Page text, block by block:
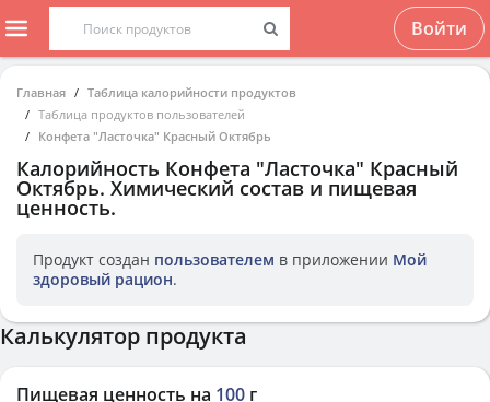
Войти
Главная
Таблица калорийности продуктов
Таблица продуктов пользователей
Конфета "Ласточка" Красный Октябрь
Калорийность Конфета "Ласточка" Красный
Октябрь. Химический состав и пищевая
ценность.
Продукт создан пользователем в приложении Мой
здоровый рацион.
Калькулятор продукта
Пищевая ценность на 100 г